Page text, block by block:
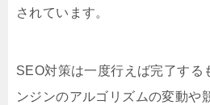
されています。
SEO対策は一度行えば完了する
ンジンのアルゴリズムの変動や